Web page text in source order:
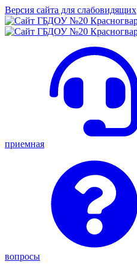
Версия сайта для слабовидящих
приемная
вопросы